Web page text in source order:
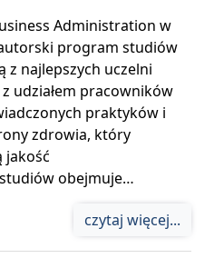
Administration w
program studiów
z najlepszych uczelni
udziałem pracowników
praktyków i
zdrowia, który
jakość
obejmuje…
czytaj więcej...